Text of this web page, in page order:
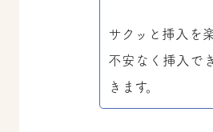
サクッと挿入を
不安なく挿入で
きます。